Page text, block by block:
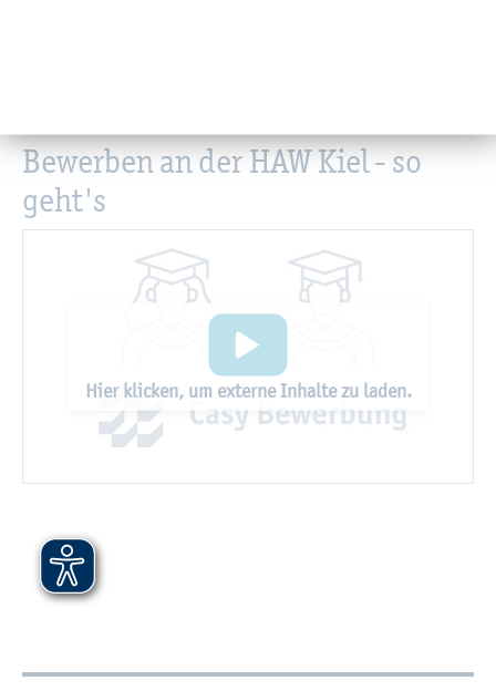
Be­wer­ben an der HAW Kiel - so
geht's
Hier kli­cken, um ex­ter­ne In­hal­te zu laden.
Wei­ter­füh­ren­de In­for­ma­tio­nen